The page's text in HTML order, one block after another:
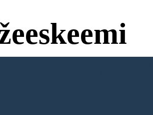
ega Sisselogimist!